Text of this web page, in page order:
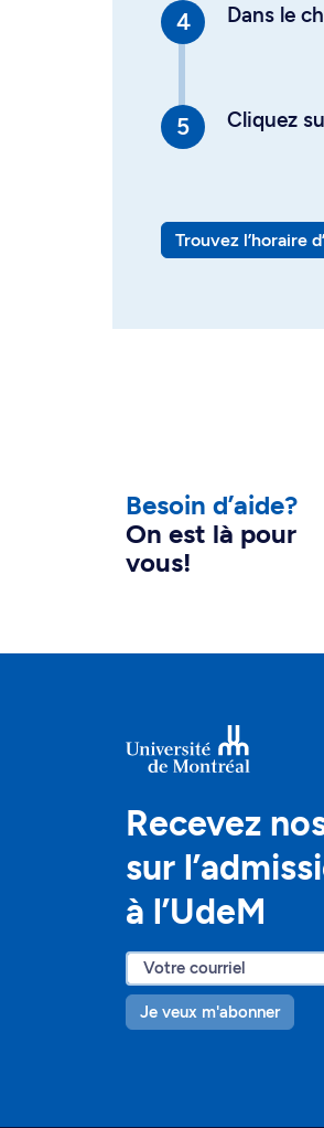
Dans le
Cliquez
Trouvez l’horaire
Besoin d’aide?
On est là pour
vous!
Recevez
sur
à l’UdeM
Je veux m'abonner